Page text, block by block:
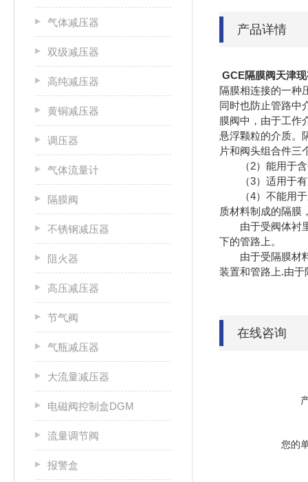
气体减压器
双级减压器
高纯减压器
黄铜减压器
调压器
气体流量计
隔膜阀
不锈钢减压器
阻火器
高压减压器
节气阀
气瓶减压器
大流量减压器
电磁阀控制盒DGM
流量调节阀
报警盒
产品详情
GCE隔膜阀天津
隔膜相连接的一种
同时也防止管路中
膜阀中，由于工作
悬浮颗粒的介质。
片和阀头组合
（2）能用于含
（3）适用于有
（4）不
质材料制成的隔膜
由于受阀体衬里
下的管路上。
由于受隔膜材料
装置和管路上.
在线咨询
您的